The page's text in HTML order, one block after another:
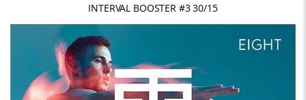
INTERVAL BOOSTER #3 30/15